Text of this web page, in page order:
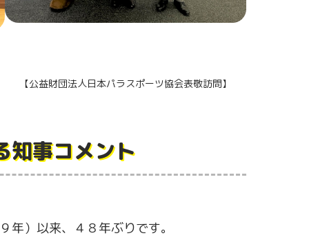
【公益財団法人日本パラスポーツ協会表敬訪問】
知事コメント
）以来、４８年ぶりです。